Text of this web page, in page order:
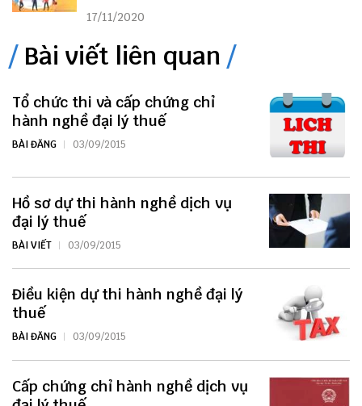
17/11/2020
Bài viết liên quan
Tổ chức thi và cấp chứng chỉ
hành nghề đại lý thuế
BÀI ĐĂNG 03/09/2015
Hồ sơ dự thi hành nghề dịch vụ
đại lý thuế
BÀI VIẾT 03/09/2015
Điều kiện dự thi hành nghề đại lý
thuế
BÀI ĐĂNG 03/09/2015
Cấp chứng chỉ hành nghề dịch vụ